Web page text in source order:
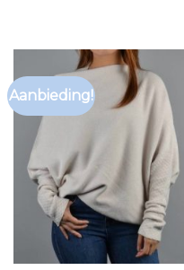
Aanbieding!